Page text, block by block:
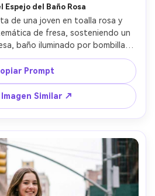
Espejo del Baño Rosa
de una joven en toalla rosa y
de fresa, sosteniendo un
baño iluminado por bombillas
piel jugosa, encimera minimalista
luz tenue, reflejo leve de flash,
resolución, estética moderna y
--ar 4:5
Prompt
Similar ↗